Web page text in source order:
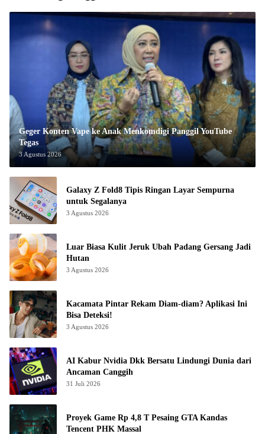
Geger Konten Vape ke Anak Menkomdigi Panggil YouTube
Tegas
3 Agustus 2026
Galaxy Z Fold8 Tipis Ringan Layar Sempurna
untuk Segalanya
3 Agustus 2026
Luar Biasa Kulit Jeruk Ubah Padang Gersang Jadi
Hutan
3 Agustus 2026
Kacamata Pintar Rekam Diam-diam? Aplikasi Ini
Bisa Deteksi!
3 Agustus 2026
AI Kabur Nvidia Dkk Bersatu Lindungi Dunia dari
Ancaman Canggih
31 Juli 2026
Proyek Game Rp 4,8 T Pesaing GTA Kandas
Tencent PHK Massal